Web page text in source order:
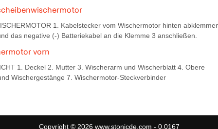
1. Kabelstecker vom Wischermotor hinten
das negative (-) Batteriekabel an die Klemme 3 anschließen.
vorn
1. Deckel 2. Mutter 3. Wischerarm und Wischerblatt 4. Obere
Wischergestänge 7. Wischermotor-Steckverbinder
Copyright © 2026 www.stonicde.com - 0.0167